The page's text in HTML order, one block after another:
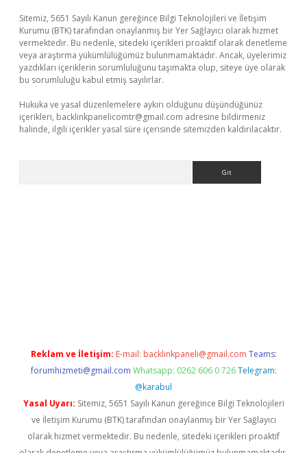
Sitemiz, 5651 Sayılı Kanun gereğince Bilgi Teknolojileri ve İletişim
Kurumu (BTK) tarafından onaylanmış bir Yer Sağlayıcı olarak hizmet
vermektedir. Bu nedenle, sitedeki içerikleri proaktif olarak denetleme
veya araştırma yükümlülüğümüz bulunmamaktadır. Ancak, üyelerimiz
yazdıkları içeriklerin sorumluluğunu taşımakta olup, siteye üye olarak
bu sorumluluğu kabul etmiş sayılırlar.
Hukuka ve yasal düzenlemelere aykırı olduğunu düşündüğünüz
içerikleri, backlinkpanelicomtr@gmail.com adresine bildirmeniz
halinde, ilgili içerikler yasal süre içerisinde sitemizden kaldırılacaktır.
Reklam ve İletişim: E-mail: backlinkpaneli@gmail.com Teams:
forumhizmeti@gmail.com Whatsapp: 0262 606 0 726 Telegram:
@karabul
Yasal Uyarı: Sitemiz, 5651 Sayılı Kanun gereğince Bilgi Teknolojileri
ve İletişim Kurumu (BTK) tarafından onaylanmış bir Yer Sağlayıcı
olarak hizmet vermektedir. Bu nedenle, sitedeki içerikleri proaktif